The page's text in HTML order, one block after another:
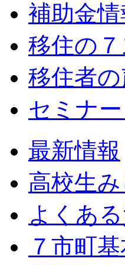
補助金情
移住の
移住者
セミナ
最新情報
高校生
よくあ
７市町